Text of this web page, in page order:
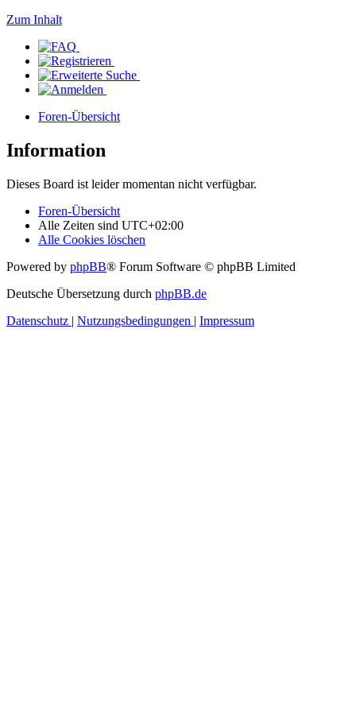
Zum Inhalt
Foren-Übersicht
Information
Dieses Board ist leider momentan nicht verfügbar.
Foren-Übersicht
Alle Zeiten sind UTC+02:00
Alle Cookies löschen
Powered by phpBB® Forum Software © phpBB Limited
Deutsche Übersetzung durch phpBB.de
Datenschutz | Nutzungsbedingungen | Impressum